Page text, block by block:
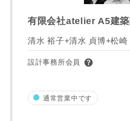
有限会社atelier A5建
清水 裕子+清水 貞博+松崎
設計事務所会員
通常営業中です
完成希望時期